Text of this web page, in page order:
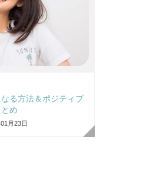
る方法＆ポジティブ
め
月23日